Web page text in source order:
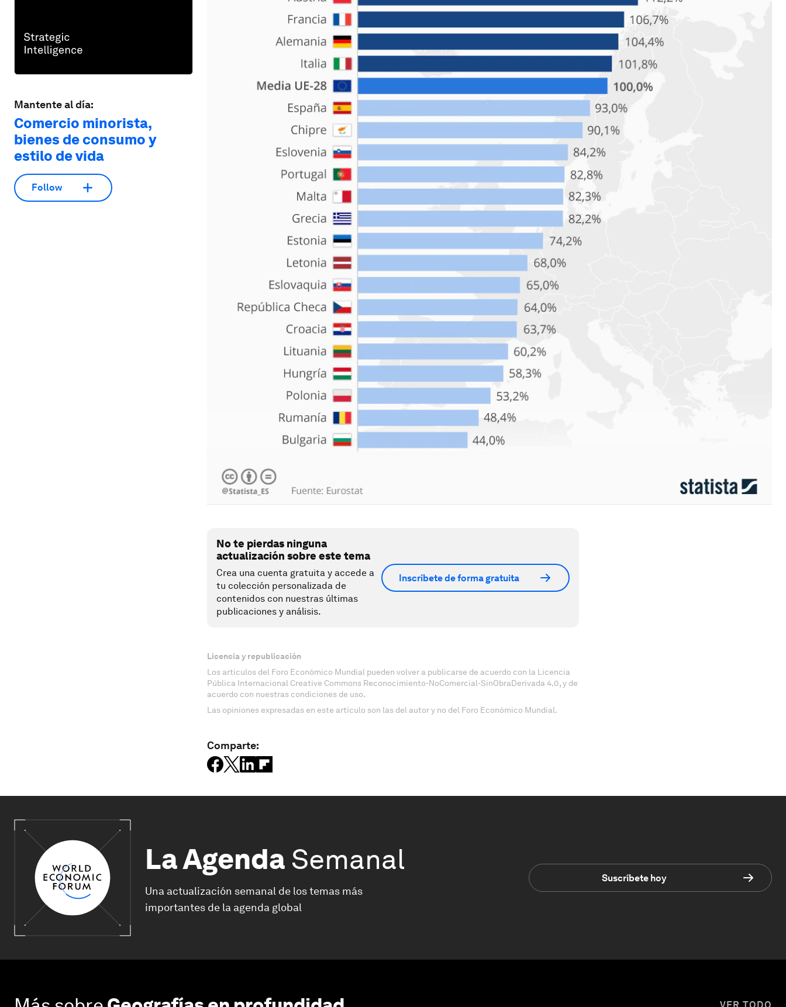
Mantente al día:
Comercio minorista,
bienes de consumo y
estilo de vida
Follow
No te pierdas ninguna
actualización sobre este tema
Crea una cuenta gratuita y accede a
tu colección personalizada de
contenidos con nuestras últimas
publicaciones y análisis.
Inscríbete de forma gratuita
Licencia y republicación
Los artículos del Foro Económico Mundial pueden volver a publicarse de acuerdo con la Licencia
Pública Internacional Creative Commons Reconocimiento-NoComercial-SinObraDerivada 4.0, y de
acuerdo con nuestras condiciones de uso.
Las opiniones expresadas en este artículo son las del autor y no del Foro Económico Mundial.
Comparte:
La Agenda Semanal
Una actualización semanal de los temas más
importantes de la agenda global
Suscríbete hoy